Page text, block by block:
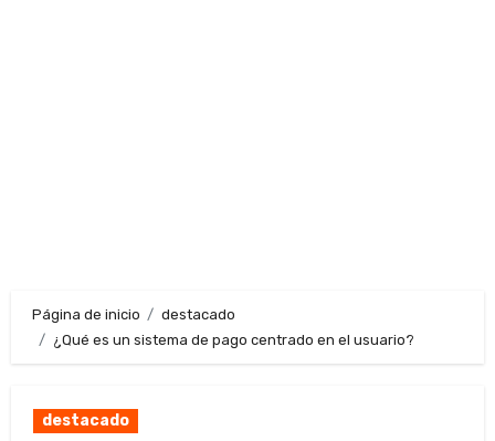
Página de inicio
destacado
¿Qué es un sistema de pago centrado en el usuario?
destacado